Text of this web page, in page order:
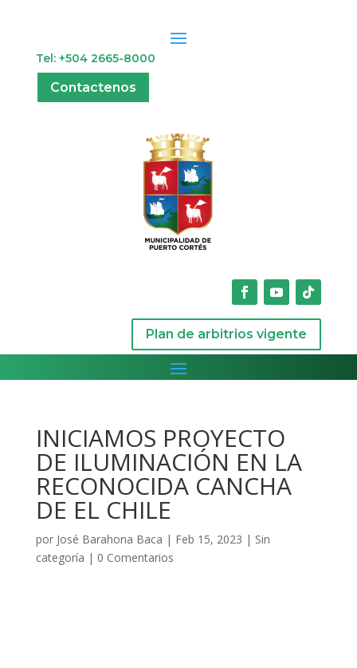
Tel: +504 2665-8000
Contactenos
Plan de arbitrios vigente
INICIAMOS PROYECTO
DE ILUMINACIÓN EN LA
RECONOCIDA CANCHA
DE EL CHILE
por José Barahona Baca | Feb 15, 2023 | Sin
categoría | 0 Comentarios